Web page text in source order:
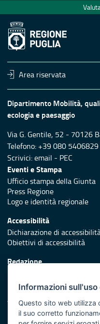
Area riservata
Dipartimento Mobilità,
ecologia e paesaggio
Via G. Gentile, 52 - 70126
Telefono: +39 080 5406829
Scrivici:email - PEC
Eventi e Stampa
Ufficio stampa della Giunta
Press Regione
Logo e identità regionale
Accessibilità
Dichiarazione di
Obiettivi di accessibilità
Redazione
Protezione civile
Vai al sito di Protezione
Informazioni
Questo sito web utilizza
il suo corretto